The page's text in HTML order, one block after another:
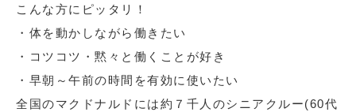
こんな方にピッタリ！
・体を動かしながら働きたい
・コツコツ・黙々と働くことが好き
・早朝～午前の時間を有効に使いたい
全国のマクドナルドには約７千人のシニアクルー(60代